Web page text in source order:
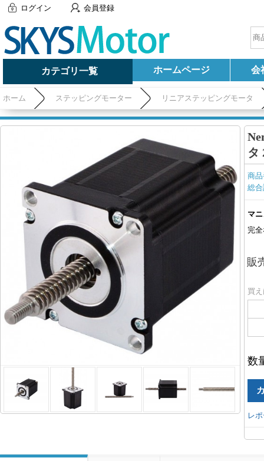
ログイン 会員登録
カテゴリ一覧 ホームページ 会
ホーム ステッピングモーター リニアステッピングモータ
タ
商
総
マ
完
販
買
数
レ